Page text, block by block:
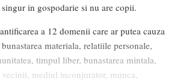
in gospodarie si nu are copii.
a 12 domenii care ar putea cauza
materiala, relatiile personale,
timpul liber, bunastarea mintala,
mediul inconjurator, munca,